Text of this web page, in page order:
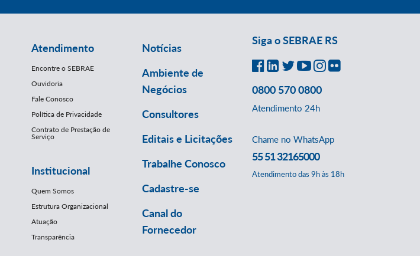
Atendimento
Encontre o SEBRAE
Ouvidoria
Fale Conosco
Política de Privacidade
Contrato de Prestação de
Serviço
Institucional
Quem Somos
Estrutura Organizacional
Atuação
Transparência
Notícias
Ambiente de
Negócios
Consultores
Editais e Licitações
Trabalhe Conosco
Cadastre-se
Canal do
Fornecedor
Siga o SEBRAE RS
0800 570 0800
Atendimento 24h
Chame no WhatsApp
55 51 32165000
Atendimento das 9h às 18h